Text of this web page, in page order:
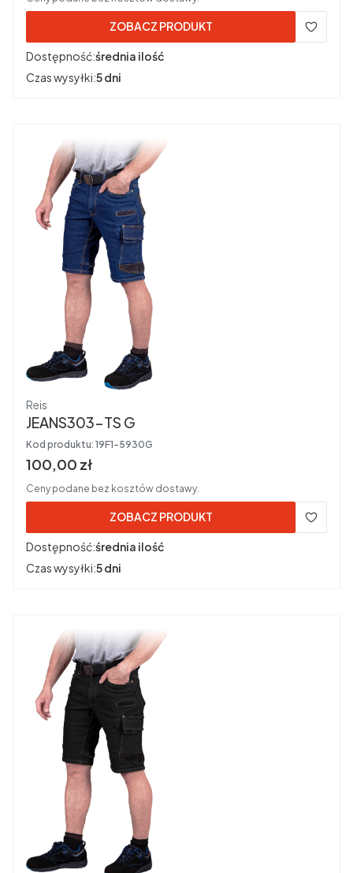
ZOBACZ PRODUKT
Dostępność:średnia ilość
Czas wysyłki:5 dni
Producent
Reis
JEANS303-TS G
Kod produktu: 19F1-5930G
Cena brutto
100,00 zł
Ceny podane bez kosztów dostawy.
ZOBACZ PRODUKT
Dostępność:średnia ilość
Czas wysyłki:5 dni